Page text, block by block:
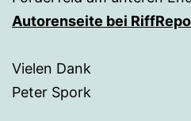
Autorenseite bei
Vielen Dank
Peter Spork